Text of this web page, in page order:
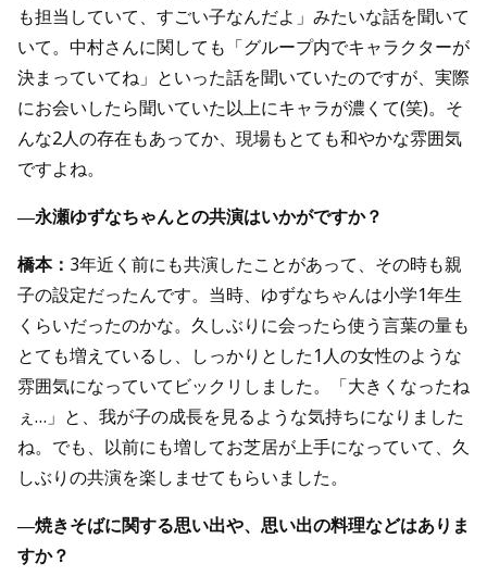
も担当していて、すごい子なんだよ」みたいな話を聞いて
いて。中村さんに関しても「グループ内でキャラクターが
決まっていてね」といった話を聞いていたのですが、実際
にお会いしたら聞いていた以上にキャラが濃くて(笑)。そ
んな2人の存在もあってか、現場もとても和やかな雰囲気
ですよね。
―永瀬ゆずなちゃんとの共演はいかがですか？
橋本： 3年近く前にも共演したことがあって、その時も親
子の設定だったんです。当時、ゆずなちゃんは小学1年生
くらいだったのかな。久しぶりに会ったら使う言葉の量も
とても増えているし、しっかりとした1人の女性のような
雰囲気になっていてビックリしました。「大きくなったね
ぇ…」と、我が子の成長を見るような気持ちになりました
ね。でも、以前にも増してお芝居が上手になっていて、久
しぶりの共演を楽しませてもらいました。
―焼きそばに関する思い出や、思い出の料理などはありま
すか？